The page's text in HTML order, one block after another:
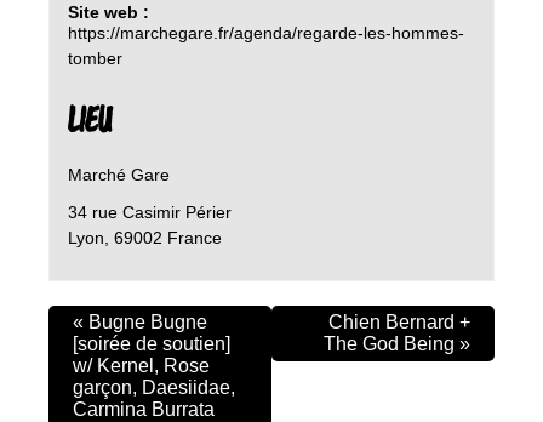
Site web :
https://marchegare.fr/agenda/regarde-les-hommes-
tomber
LIEU
Marché Gare
34 rue Casimir Périer
Lyon 69002 France
« Bugne Bugne
[soirée de soutien]
w/ Kernel, Rose
garçon, Daesiidae,
Carmina Burrata
Chien Bernard +
The God Being »